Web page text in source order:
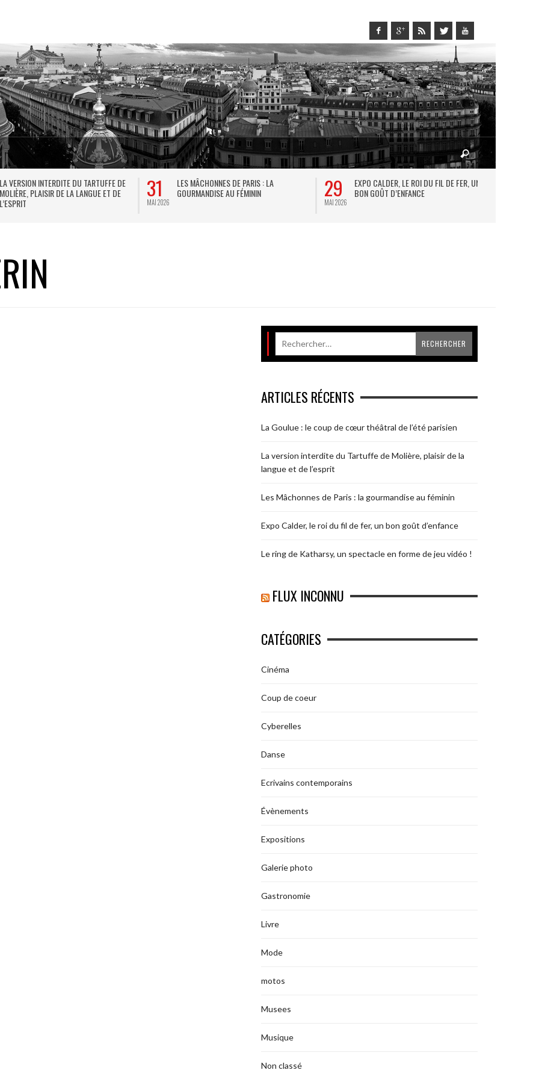
LA VERSION INTERDITE DU TARTUFFE DE
MOLIÈRE, PLAISIR DE LA LANGUE ET DE
L’ESPRIT
31
MAI 2026
LES MÂCHONNES DE PARIS : LA
GOURMANDISE AU FÉMININ
29
MAI 2026
EXPO CALDER, LE ROI DU FIL DE FER, UN
BON GOÛT D’ENFANCE
ARTICLES RÉCENTS
La Goulue : le coup de cœur théâtral de l’été parisien
La version interdite du Tartuffe de Molière, plaisir de la
langue et de l’esprit
Les Mâchonnes de Paris : la gourmandise au féminin
Expo Calder, le roi du fil de fer, un bon goût d’enfance
Le ring de Katharsy, un spectacle en forme de jeu vidéo !
FLUX INCONNU
CATÉGORIES
Cinéma
Coup de coeur
Cyberelles
Danse
Ecrivains contemporains
Évènements
Expositions
Galerie photo
Gastronomie
Livre
Mode
motos
Musees
Musique
Non classé